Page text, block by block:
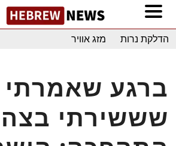
הדלקת נרות מזג אוויר
ברגע שאמרתי
שששירתי